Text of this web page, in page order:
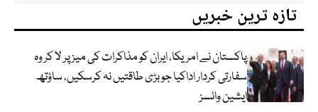
تازہ ترین خبریں
پاکستان نے امریکا، ایران کو مذاکرات کی میز پر لا کر وہ
سفارتی کردار اداکیا جو بڑی طاقتیں نہ کرسکیں، ساؤتھ
ایشین وائسز